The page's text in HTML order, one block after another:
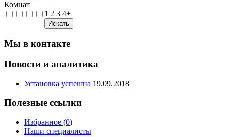
Комнат
1 2 3 4+
Искать
Мы в контакте
Новости и аналитика
Установка успешна 19.09.2018
Полезные ссылки
Избранное (0)
Наши специалисты